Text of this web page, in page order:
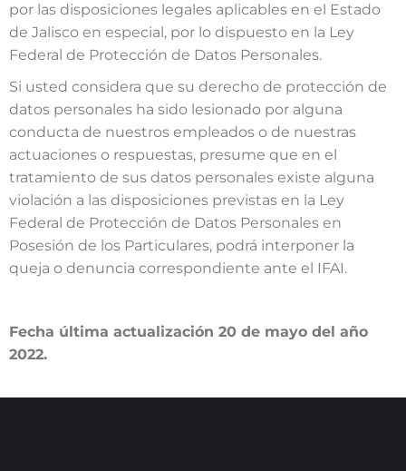
por las disposiciones legales aplicables en el Estado
de Jalisco en especial, por lo dispuesto en la Ley
Federal de Protección de Datos Personales.
Si usted considera que su derecho de protección de
datos personales ha sido lesionado por alguna
conducta de nuestros empleados o de nuestras
actuaciones o respuestas, presume que en el
tratamiento de sus datos personales existe alguna
violación a las disposiciones previstas en la Ley
Federal de Protección de Datos Personales en
Posesión de los Particulares, podrá interponer la
queja o denuncia correspondiente ante el IFAI.
Fecha última actualización 20 de mayo del año
2022.